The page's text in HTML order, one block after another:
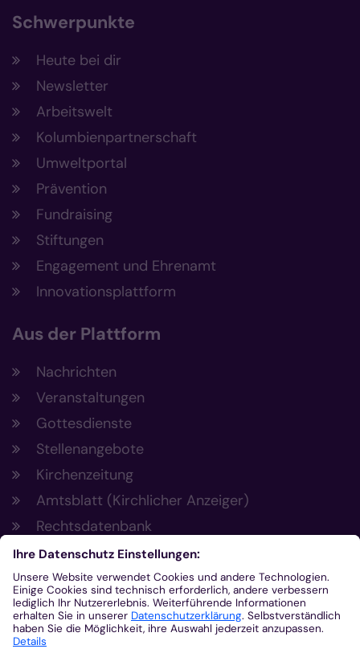
Schwerpunkte
Heute bei dir
Newsletter
Arbeitswelt
Kolumbienpartnerschaft
Umweltportal
Prävention
Fundraising
Stiftungen
Engagement und Ehrenamt
Innovationsplattform
Aus der Plattform
Nachrichten
Veranstaltungen
Gottesdienste
Stellenangebote
Kirchenzeitung
Amtsblatt (Kirchlicher Anzeiger)
Rechtsdatenbank
Meldestelle gemäß Hinweisgeberschutzgesetz